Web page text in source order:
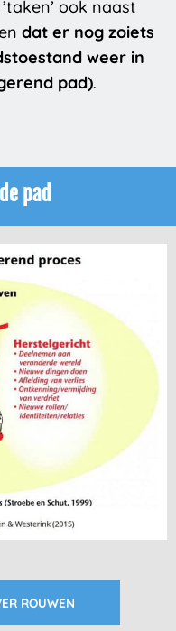
ook naast
dat er nog zoiets
weer in
pad).
pad
ROUWEN